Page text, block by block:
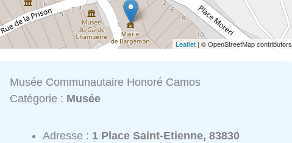
Leaflet | © OpenStreetMap contributors
Musée Communautaire Honoré Camos
Catégorie : Musée
Adresse : 1 Place Saint-Etienne, 83830